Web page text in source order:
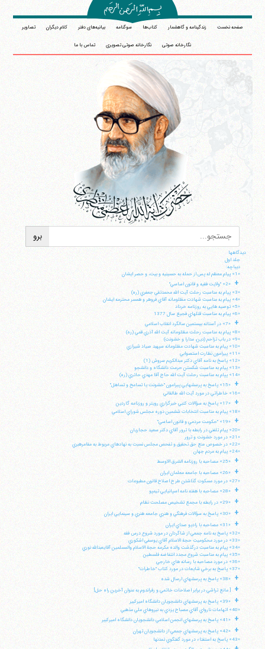
صفحه نخست زندگینامه و گاهشمار کتاب‌ها سوگنامه بیانیه‌های دفتر کلام دیگران تصاویر
نگارخانه صوتی نگارخانه صوتی تصویری تماس با ما
دیدگاهها
جلد اول
ديباچه:
«1» پيام معظم له پس از حمله به حسينيه و بيت، و حصر ايشان
+
«2» "ولايت فقيه و قانون اساسي"
«3» پيام به مناسبت رحلت آيت الله محمدتقي جعفري (ره)
«4» پيام به مناسبت شهادت مظلومانه آقاي فروهر و همسر محترمه ايشان
«5» توصيه هايي به روزنامه خرداد
«6» پيام به مناسبت قتلهاي فجيع سال 1377
+
«7» در آستانه بيستمين سالگرد انقلاب اسلامي
«8» پيام به مناسبت رحلت مظلومانه آيت الله آذري قمي (ره)
«9» در باب تزاحم (دين، مدارا و خشونت)
«10» پيام به مناسبت شهادت مظلومانه سپهبد صياد شيرازي
«11» پيرامون نظارت استصوابي
«12» پاسخ به نامه آقاي دكتر عبدالكريم سروش (1)
«13» پيام به مناسبت شكستن حرمت دانشگاه و دانشجو
«14» پپام به مناسبت رحلت آيت الله حاج آقا مهدي حائري (ره)
+
«15» پاسخ به پرسشهايي پيرامون "خشونت يا تسامح و تساهل"
«16» خاطراتي در مورد آيت الله طالقاني
+
«17» پاسخ به سؤالات كتبي خبرگزاري رويتر و روزنامه گاردين
«18» پيام به مناسبت انتخابات ششمين دوره مجلس شوراي اسلامي
+
«19» "حكومت مردمي و قانون اساسي"
«20» پيام تلفني در رابطه با ترور آقاي دكتر سعيد حجاريان
«21» در مورد خشونت و ترور
«22» در خصوص منع حق تحقيق و تفحص مجلس نسبت به نهادهاي مربوط به مقامرهبري
«24» پيام به مردم جهان
+ «25» مصاحبه با روزنامه الشرق الاوسط
+
«26» مصاحبه با جامعه معلمان ايران
«27» در مورد مسكوت گذاشتن طرح اصلاح قانون مطبوعات
+ «28» مصاحبه با هفته نامه اسپانيايي تيمپو
+ «29» در رابطه با مجمع تشخيص مصلحت نظام
+ «30» پاسخ به سؤالات فرهنگي و هنري جامعه هنري و سينمايي ايران
+
«31» مصاحبه با راديو صداي ايران
«32» پاسخ به نامه جمعي از شاگردان در مورد شروع درس فقه
«33» در مورد محكوميت حجة الاسلام آقاي يوسفي اشكوري
«34» پيام به مناسبت درگذشت والده مكرمه حجة الاسلام والمسلمين آقايعبدالله نوري
«35» پيام به مناسبت شروع مجدد انتفاضه فلسطين
«36» در مورد مصاحبه با رسانه هاي خارجي
«37» پاسخ به برخي شايعات در مورد كتاب "خاطرات"
+ «38» پاسخ به پرسشهاي ارسال شده
+ [ مانع تراشي در برابر اصلاحات خاتمي و رفراندوم به عنوان آخرين راه حل]
+
«39» پاسخ به پرسشهاي دانشجويان دانشگاه اميركبير
«40» اتهامات نارواي آقاي مصباح يزدي به نيروهاي ملي مذهبي
+ «41» پاسخ به پرسشهاي انجمن اسلامي دانشجويان دانشگاه اميركبير
+
«42» پاسخ به پرسشهاي جمعي از دانشجويان تهران
«43» پاسخ به استفتاء در مورد گفتگوي تمدنها